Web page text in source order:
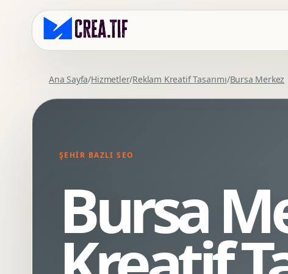
Kurumsal Web Tasarim
SEO Uyumlu Web Tasarim
Webflow Web Tasarim
Framer Web Tasarim
Kurumsal Site Yenileme
Dashboard UI Tasarimi
Conversion UX Optimizasyonu
Ana Sayfa/Hizmetler/Reklam Kreatif Tasarımı/Bursa Merkez
ŞEHIR BAZLI SEO
Bursa